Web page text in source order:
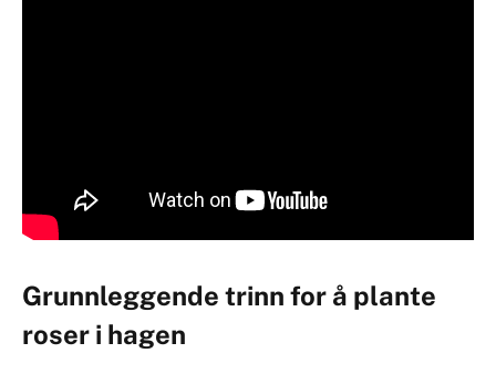
Grunnleggende trinn for å plante
roser i hagen